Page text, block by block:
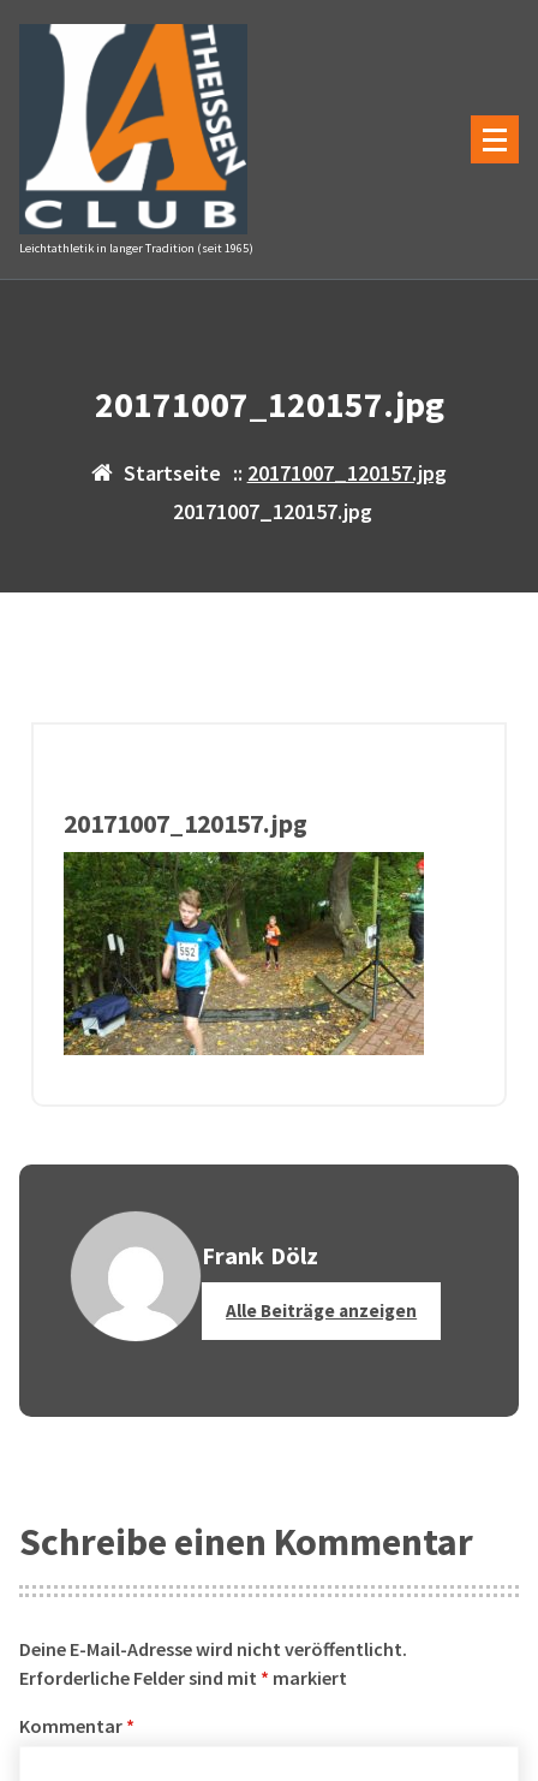
Inhalt
springen
Leichtathletik in langer Tradition (seit 1965)
20171007_120157.jpg
Startseite :: 20171007_120157.jpg
20171007_120157.jpg
20171007_120157.jpg
Frank Dölz
Alle Beiträge anzeigen
Schreibe einen Kommentar
Deine E-Mail-Adresse wird nicht veröffentlicht.
Erforderliche Felder sind mit * markiert
Kommentar *